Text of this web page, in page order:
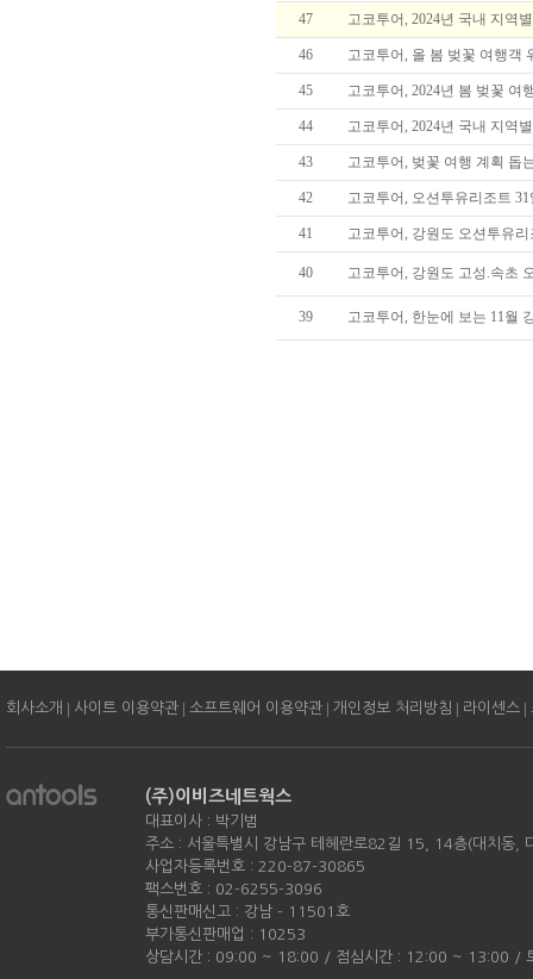
47 고코투어, 2024년 국내 지역
46 고코투어, 올 봄 벚꽃 여행객
45 고코투어, 2024년 봄 벚꽃 여
44 고코투어, 2024년 국내 지역
43 고코투어, 벚꽃 여행 계획 돕
42 고코투어, 오션투유리조트
41 고코투어, 강원도 오션투유
40 고코투어, 강원도 고성.속초
39 고코투어, 한눈에 보는 11월
회사소개 | 사이트 이용약관 | 소프트웨어 이용약관 | 개인정보 처리방침 | 라이센스 |
(주)이비즈네트웍스
대표이사 : 박기범
주소 : 서울특별시 강남구 테헤란로82길 15, 14층(대치동,
사업자등록번호 : 220-87-30865
팩스번호 : 02-6255-3096
통신판매신고 : 강남 - 11501호
부가통신판매업 : 10253
상담시간 : 09:00 ~ 18:00 / 점심시간 : 12:00 ~ 13:00 /